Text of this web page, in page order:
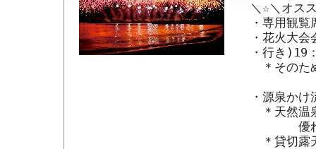
＼☆＼オス
・専用観
・花火大
・行き
＊そのた
・源泉か
＊天然温
優れた
＊貸切露